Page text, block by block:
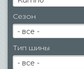
Сезон
- все -
Тип шины
- все -